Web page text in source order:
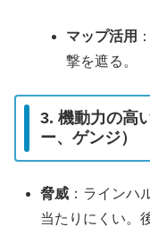
マップ活用
撃を遮る。
3. 機動力の高
ー、ゲンジ）
脅威 ：ラインハ
当たりにくい。